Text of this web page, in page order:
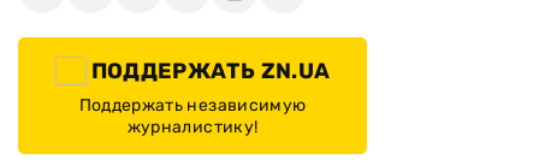
ПОДДЕРЖАТЬ ZN.UA
Поддержать независимую
журналистику!